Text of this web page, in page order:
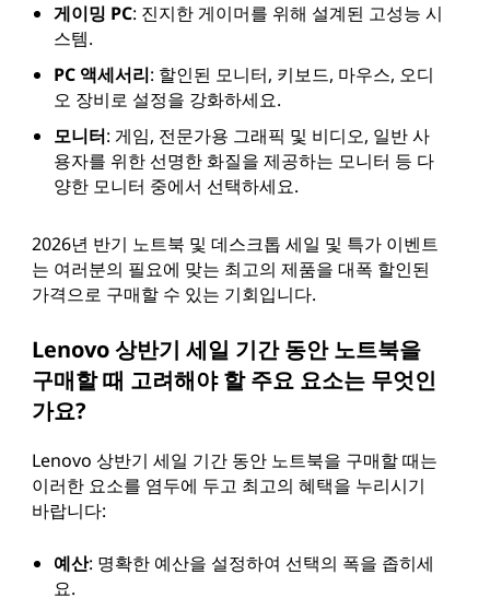
게이밍 PC: 진지한 게이머를 위해 설계된 고성능 시
스템.
PC 액세서리: 할인된 모니터, 키보드, 마우스, 오디
오 장비로 설정을 강화하세요.
모니터: 게임, 전문가용 그래픽 및 비디오, 일반 사
용자를 위한 선명한 화질을 제공하는 모니터 등 다
양한 모니터 중에서 선택하세요.
2026년 반기 노트북 및 데스크톱 세일 및 특가 이벤트
는 여러분의 필요에 맞는 최고의 제품을 대폭 할인된
가격으로 구매할 수 있는 기회입니다.
Lenovo 상반기 세일 기간 동안 노트북을
구매할 때 고려해야 할 주요 요소는 무엇인
가요?
Lenovo 상반기 세일 기간 동안 노트북을 구매할 때는
이러한 요소를 염두에 두고 최고의 혜택을 누리시기
바랍니다:
예산: 명확한 예산을 설정하여 선택의 폭을 좁히세
요.